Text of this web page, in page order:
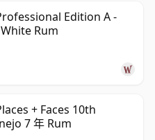
Edition A -
Rum
+ Faces 10th
7 年 Rum